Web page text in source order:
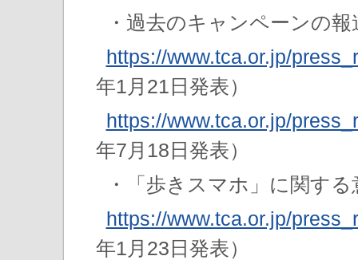
・過去のキャンペーンの
https://www.tca.or.jp/
年1月21日発表）
https://www.tca.or.jp/
年7月18日発表）
・「歩きスマホ」に関す
https://www.tca.or.jp/
年1月23日発表）